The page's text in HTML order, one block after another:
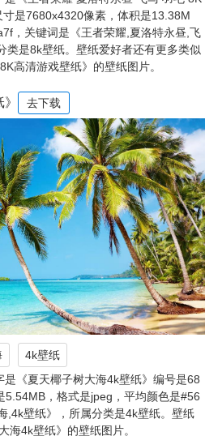
是7680x4320像素，体积是13.38M
，关键词是《王者荣耀,夏洛特永昼,飞
类是8k壁纸。壁纸爱好者还有更多类似
高清游戏壁纸》的壁纸图片。
去下载
4k壁纸
《夏天椰子树大海4k壁纸》编号是68
，格式是jpeg，平均颜色是#56
,4k壁纸》，所属分类是4k壁纸。壁纸
海4k壁纸》的壁纸图片。